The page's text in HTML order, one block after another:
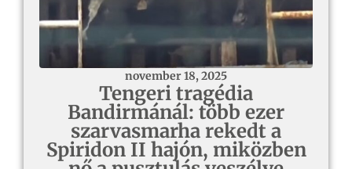
november 18, 2025
Tengeri tragédia
Bandirmánál: több ezer
szarvasmarha rekedt a
Spiridon II hajón, miközben